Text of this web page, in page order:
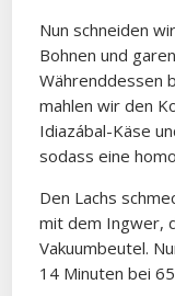
Nun schneiden
Bohnen und
Währenddessen
mahlen wir den
Idiazábal-Käse
sodass eine
Den Lachs
mit dem Ingwer,
Vakuumbeutel.
14 Minuten bei